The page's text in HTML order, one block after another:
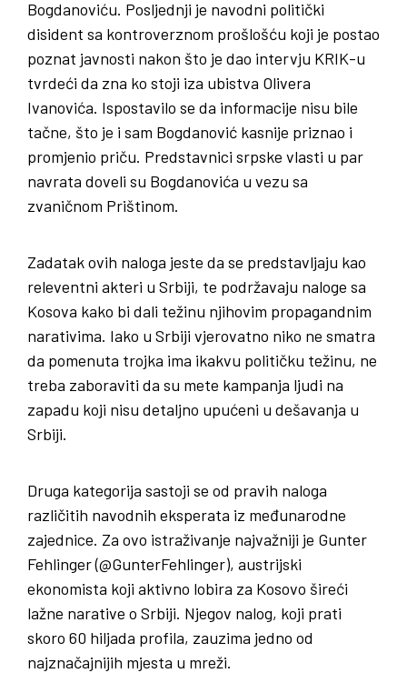
Bogdanoviću. Posljednji je navodni politički
disident sa kontroverznom prošlošću koji je postao
poznat javnosti nakon što je dao intervju KRIK-u
tvrdeći da zna ko stoji iza ubistva Olivera
Ivanovića. Ispostavilo se da informacije nisu bile
tačne, što je i sam Bogdanović kasnije priznao i
promjenio priču. Predstavnici srpske vlasti u par
navrata doveli su Bogdanovića u vezu sa
zvaničnom Prištinom.
Zadatak ovih naloga jeste da se predstavljaju kao
releventni akteri u Srbiji, te podržavaju naloge sa
Kosova kako bi dali težinu njihovim propagandnim
narativima. Iako u Srbiji vjerovatno niko ne smatra
da pomenuta trojka ima ikakvu političku težinu, ne
treba zaboraviti da su mete kampanja ljudi na
zapadu koji nisu detaljno upućeni u dešavanja u
Srbiji.
Druga kategorija sastoji se od pravih naloga
različitih navodnih eksperata iz međunarodne
zajednice. Za ovo istraživanje najvažniji je Gunter
Fehlinger (@GunterFehlinger), austrijski
ekonomista koji aktivno lobira za Kosovo šireći
lažne narative o Srbiji. Njegov nalog, koji prati
skoro 60 hiljada profila, zauzima jedno od
najznačajnijih mjesta u mreži.